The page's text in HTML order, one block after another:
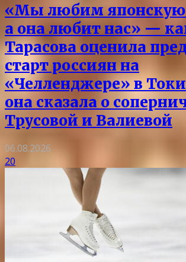
«Мы любим японскую
а она любит нас» —
Тарасова оценила
старт россиян на
«Челленджере» в
она сказала о
Трусовой и Валиевой
06.08.2026
20